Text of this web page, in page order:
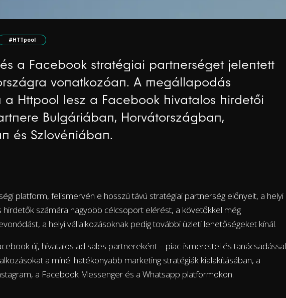
#HTTpool
a Facebook stratégiai partnerséget jelentett
vonatkozóan. A megállapodás
a Httpool lesz a Facebook hivatalos hirdetői
Bulgáriában, Horvátországban,
és Szlovéniában.
platform, felismervén e hosszú távú stratégiai partnerség előnyeit, a helyi
hirdetők számára nagyobb célcsoport elérést, a követőkkel még
a helyi vállalkozásoknak pedig további üzleti lehetőségeket kínál.
új, hivatalos ad sales partnereként – piac-ismerettel és tanácsadással
a minél hatékonyabb marketing stratégiák kialakításában, a
a Facebook Messenger és a Whatsapp platformokon.